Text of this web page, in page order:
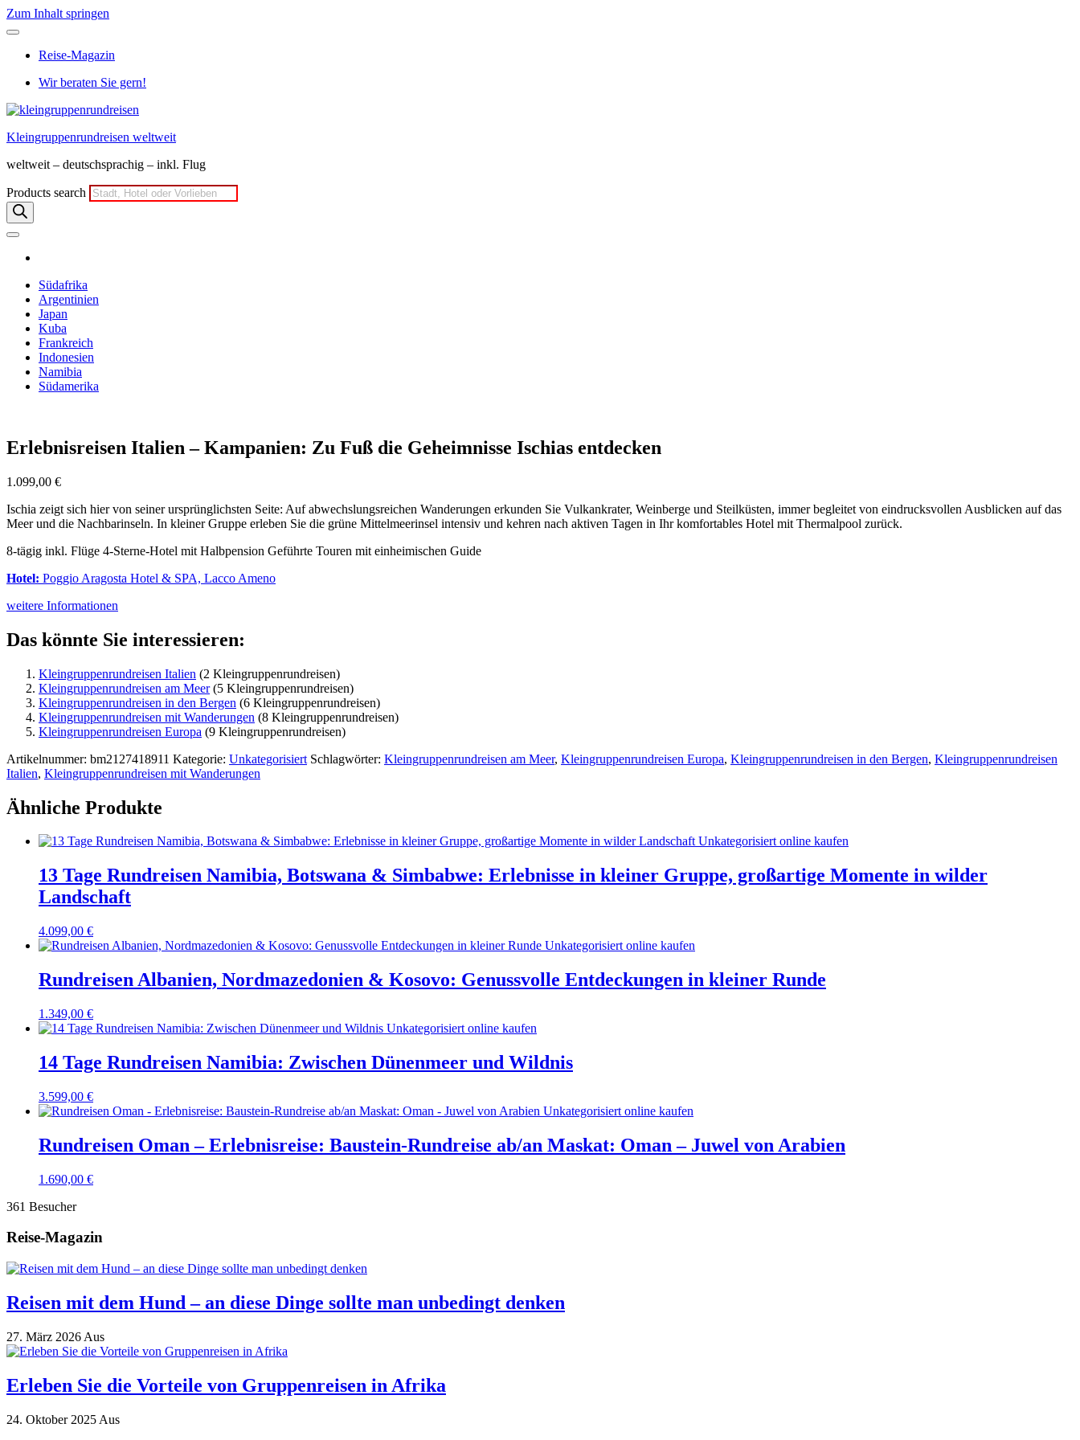
Zum Inhalt springen
Reise-Magazin
Wir beraten Sie gern!
Kleingruppenrundreisen weltweit
weltweit – deutschsprachig – inkl. Flug
Products search
Südafrika
Argentinien
Japan
Kuba
Frankreich
Indonesien
Namibia
Südamerika
Erlebnisreisen Italien – Kampanien: Zu Fuß die Geheimnisse Ischias entdecken
1.099,00 €
Ischia zeigt sich hier von seiner ursprünglichsten Seite: Auf abwechslungsreichen Wanderungen erkunden Sie Vulkankrater, Weinberge und Steilküsten, immer begleitet von eindrucksvollen Ausblicken auf das
Meer und die Nachbarinseln. In kleiner Gruppe erleben Sie die grüne Mittelmeerinsel intensiv und kehren nach aktiven Tagen in Ihr komfortables Hotel mit Thermalpool zurück.
8-tägig inkl. Flüge 4-Sterne-Hotel mit Halbpension Geführte Touren mit einheimischen Guide
Hotel: Poggio Aragosta Hotel & SPA, Lacco Ameno
weitere Informationen
Das könnte Sie interessieren:
Kleingruppenrundreisen Italien (2 Kleingruppenrundreisen)
Kleingruppenrundreisen am Meer(5 Kleingruppenrundreisen)
Kleingruppenrundreisen in den Bergen (6 Kleingruppenrundreisen)
Kleingruppenrundreisen mit Wanderungen (8 Kleingruppenrundreisen)
Kleingruppenrundreisen Europa (9 Kleingruppenrundreisen)
Artikelnummer: bm2127418911 Kategorie: Unkategorisiert Schlagwörter: Kleingruppenrundreisen am Meer, Kleingruppenrundreisen Europa, Kleingruppenrundreisen in den Bergen, Kleingruppenrundreisen
Italien, Kleingruppenrundreisen mit Wanderungen
Ähnliche Produkte
13 Tage Rundreisen Namibia, Botswana & Simbabwe: Erlebnisse in kleiner Gruppe, großartige Momente in wilder
Landschaft
4.099,00 €
Rundreisen Albanien, Nordmazedonien & Kosovo: Genussvolle Entdeckungen in kleiner Runde
1.349,00 €
14 Tage Rundreisen Namibia: Zwischen Dünenmeer und Wildnis
3.599,00 €
Rundreisen Oman – Erlebnisreise: Baustein-Rundreise ab/an Maskat: Oman – Juwel von Arabien
1.690,00 €
361 Besucher
Reise-Magazin
Reisen mit dem Hund – an diese Dinge sollte man unbedingt denken
27. März 2026 Aus
Erleben Sie die Vorteile von Gruppenreisen in Afrika
24. Oktober 2025 Aus